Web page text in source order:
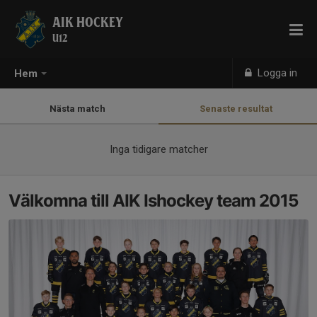
Hem Logga in
AIK HOCKEY
U12
Nästa match Senaste resultat
Inga tidigare matcher
Välkomna till AIK Ishockey team 2015